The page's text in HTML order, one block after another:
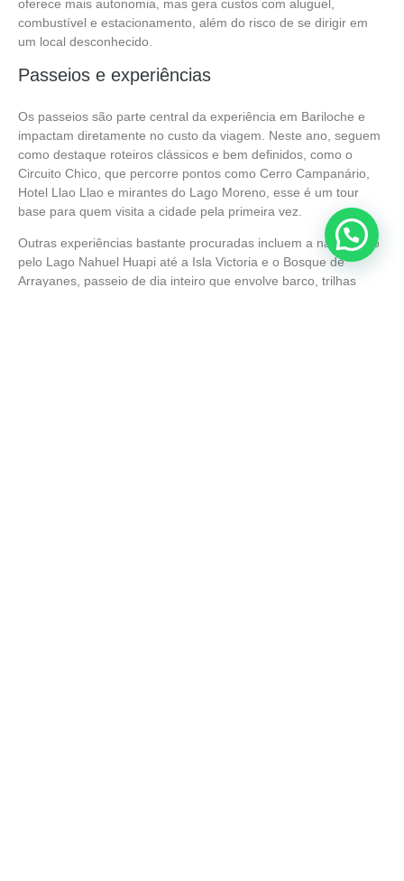
oferece mais autonomia, mas gera custos com aluguel,
combustível e estacionamento, além do risco de se dirigir em
um local desconhecido.
Passeios e experiências
Os passeios são parte central da experiência em Bariloche e
impactam diretamente no custo da viagem. Neste ano, seguem
como destaque roteiros clássicos e bem definidos, como o
Circuito Chico, que percorre pontos como Cerro Campanário,
Hotel Llao Llao e mirantes do Lago Moreno, esse é um tour
base para quem visita a cidade pela primeira vez.
Outras experiências bastante procuradas incluem a navegação
pelo Lago Nahuel Huapi até a Isla Victoria e o Bosque de
Arrayanes, passeio de dia inteiro que envolve barco, trilhas